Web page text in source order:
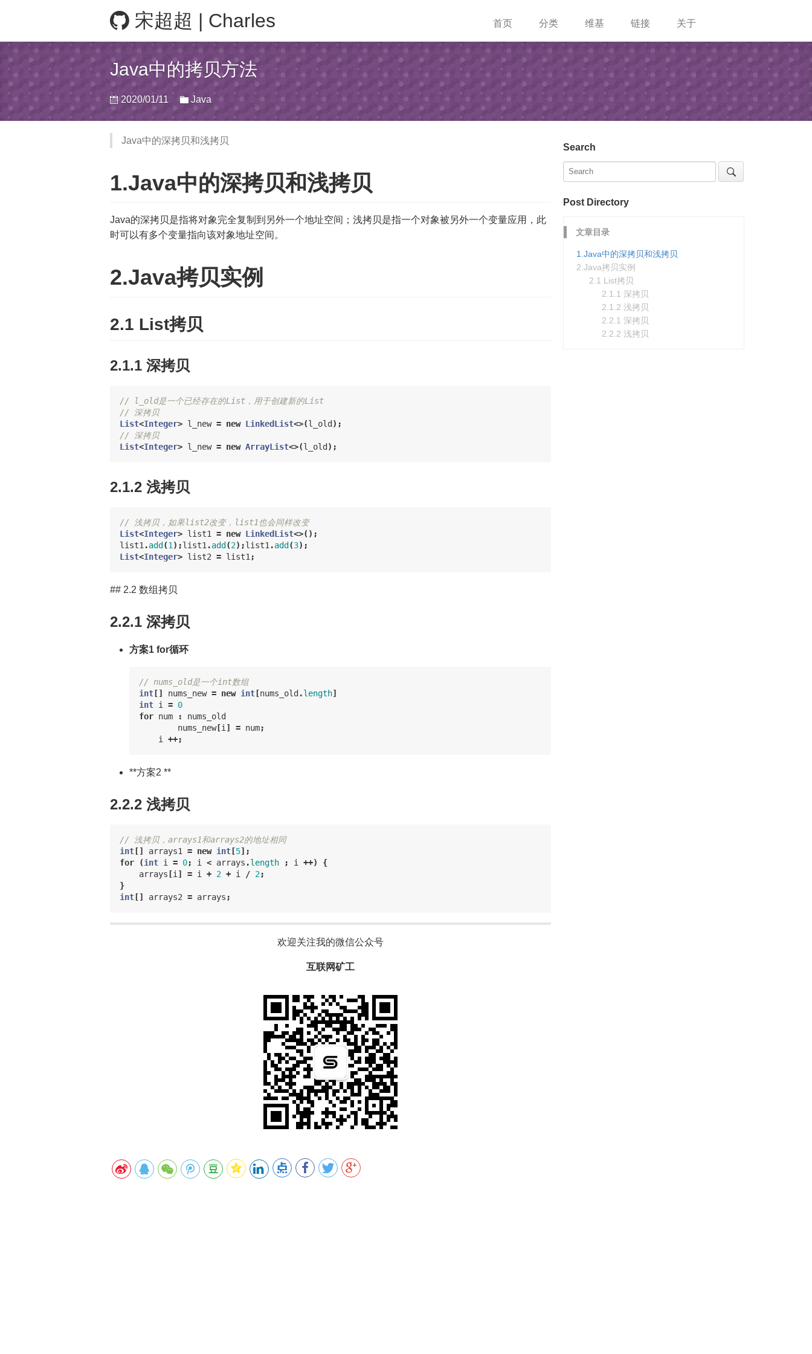
宋超超 | Charles 首页 分类 维基 链接 关于
Java中的拷贝方法
2020/01/11 Java
Java中的深拷贝和浅拷贝
1.Java中的深拷贝和浅拷贝
Java的深拷贝是指将对象完全复制到另外一个地址空间；浅拷贝是指一个对象被另外一个变量应用，此
时可以有多个变量指向该对象地址空间。
2.Java拷贝实例
2.1 List拷贝
2.1.1 深拷贝
// l_old是一个已经存在的List，用于创建新的List
// 深拷贝
List<Integer> l_new = new LinkedList<>(l_old);
// 深拷贝
List<Integer> l_new = new ArrayList<>(l_old);
2.1.2 浅拷贝
// 浅拷贝，如果list2改变，list1也会同样改变
List<Integer> list1 = new LinkedList<>();
list1 .add(1 );list1 .add(2);list1 .add(3);
List<Integer> list2 = list1 ;
## 2.2 数组拷贝
2.2.1 深拷贝
方案1 for循环
// nums_old是一个int数组
int[] nums_new = new int[nums_old.length]
int i = 0
for num :
nums_old
nums_new[i ] = num;
i
++;
**方案2 **
2.2.2 浅拷贝
// 浅拷贝，arrays1和arrays2的地址相同
int[] arrays1 = new int[5];
for
(int i = 0; i < arrays .length ; i ++)
{
arrays [i ] = i + 2 + i / 2;
}
int[] arrays2 = arrays ;
欢迎关注我的微信公众号
互联网矿工
Search
Post Directory
文章目录
1.Java中的深拷贝和浅拷贝
2.Java拷贝实例
2.1 List拷贝
2.1.1 深拷贝
2.1.2 浅拷贝
2.2.1 深拷贝
2.2.2 浅拷贝